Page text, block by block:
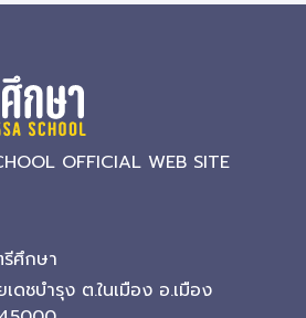
OFFICIAL WEB SITE
รีศึกษา
ดชบำรุง ต.ในเมือง อ.เมือง